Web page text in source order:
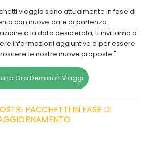
viaggio sono attualmente in fase di
con nuove date di partenza.
o la data desiderata, ti invitiamo a
informazioni aggiuntive e per essere
le nostre nuove proposte."
Ora Demidoff Viaggi
PACCHETTI IN FASE DI